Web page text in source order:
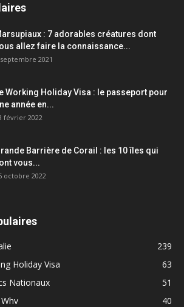
: 7 adorables créatures dont
allez faire la connaissance...
2021
Working Holiday Visa : le passeport pour
année en...
février 2022
Barrière de Corail : les 10 îles qui
vous...
octobre 2022
239
Holiday Visa
63
Nationaux
51
40